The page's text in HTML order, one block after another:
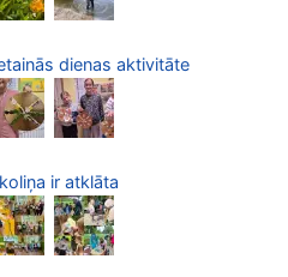
dienas aktivitāte
ir atklāta